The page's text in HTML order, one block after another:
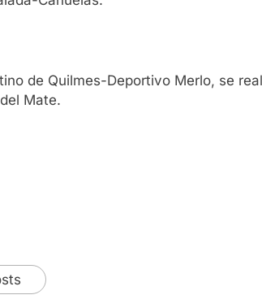
de Quilmes-Deportivo Merlo, se
Mate.